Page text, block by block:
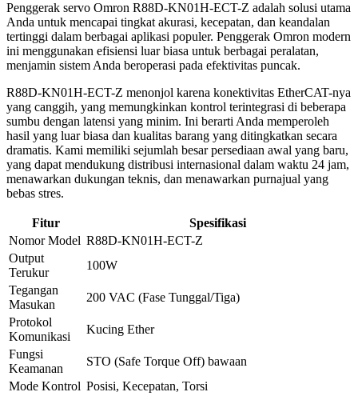
Penggerak servo Omron R88D-KN01H-ECT-Z adalah solusi utama
Anda untuk mencapai tingkat akurasi, kecepatan, dan keandalan
tertinggi dalam berbagai aplikasi populer. Penggerak Omron modern
ini menggunakan efisiensi luar biasa untuk berbagai peralatan,
menjamin sistem Anda beroperasi pada efektivitas puncak.
R88D-KN01H-ECT-Z menonjol karena konektivitas EtherCAT-nya
yang canggih, yang memungkinkan kontrol terintegrasi di beberapa
sumbu dengan latensi yang minim. Ini berarti Anda memperoleh
hasil yang luar biasa dan kualitas barang yang ditingkatkan secara
dramatis. Kami memiliki sejumlah besar persediaan awal yang baru,
yang dapat mendukung distribusi internasional dalam waktu 24 jam,
menawarkan dukungan teknis, dan menawarkan purnajual yang
bebas stres.
Fitur
Spesifikasi
Nomor Model R88D-KN01H-ECT-Z
Output
Terukur
100W
Tegangan
Masukan
200 VAC (Fase Tunggal/Tiga)
Protokol
Komunikasi
Kucing Ether
Fungsi
Keamanan
STO (Safe Torque Off) bawaan
Mode Kontrol Posisi, Kecepatan, Torsi